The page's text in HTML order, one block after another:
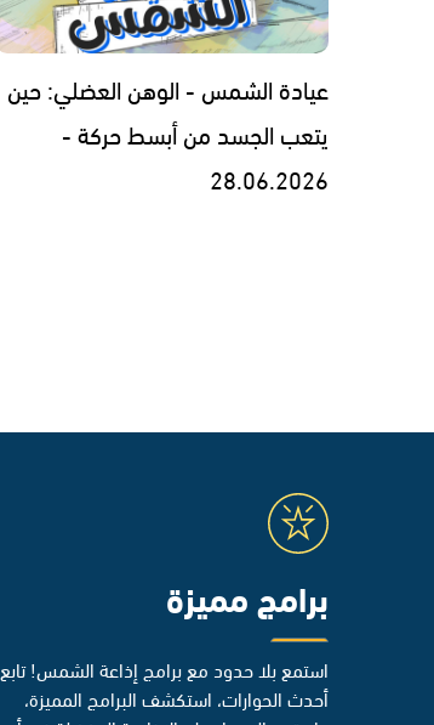
عيادة الشمس - الوهن العضلي: حين
يتعب الجسد من أبسط حركة -
28.06.2026
برامج مميزة
استمع بلا حدود مع برامج إذاعة الشمس! تابع
أحدث الحوارات، استكشف البرامج المميزة،